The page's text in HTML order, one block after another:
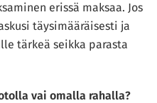
erissä maksaa. Jos
täysimääräisesti ja
tärkeä seikka parasta
vai omalla rahalla?